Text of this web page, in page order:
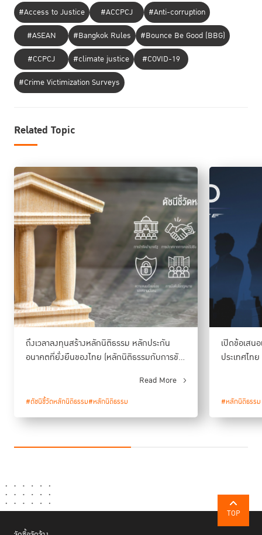
[2] บรรหาร จงเจริญประเสริฐ, ความสัมพันธ์ระหว่างหลักนิติธรรมและนิติรัฐ,
เอกสารวิชาการส่วนบุคคล (Individual Study), หลักสูตรหลักนิติธรรมเพื่อ
ประชาธิปไตย, วิทยาลัยรัฐธรรมนูญ, สถาบันรัฐธรรมนูญศึกษา, สถาบันศาล
รัฐธรรมนูญ. เข้าถึงเมื่อวันที่ 20 พฤศจิกายน 2567. ที่
https://www.constitutionalcourt.or.th/occ_web/ewt_dl_link.php?
nid=1266
#Access to Justice #ACCPCJ
#Anti-corruption
#ASEAN
#Bangkok Rules
#Bounce Be Good (BBG)
#CCPCJ
#climate justice
#COVID-19
#Crime Victimization Surveys
Related Topic
ถึงเวลาลงทุนสร้างหลักนิติธรรม หลักประกัน
อนาคตที่ยั่งยืนของไทย (หลักนิติธรรมกับการขับ
Read More
#ดัชนีชี้วัดหลักนิติธรรม#หลักนิติธรรม
เปิดข้อเสน
ประเทศไท
#หลักนิติธรรม
TOP